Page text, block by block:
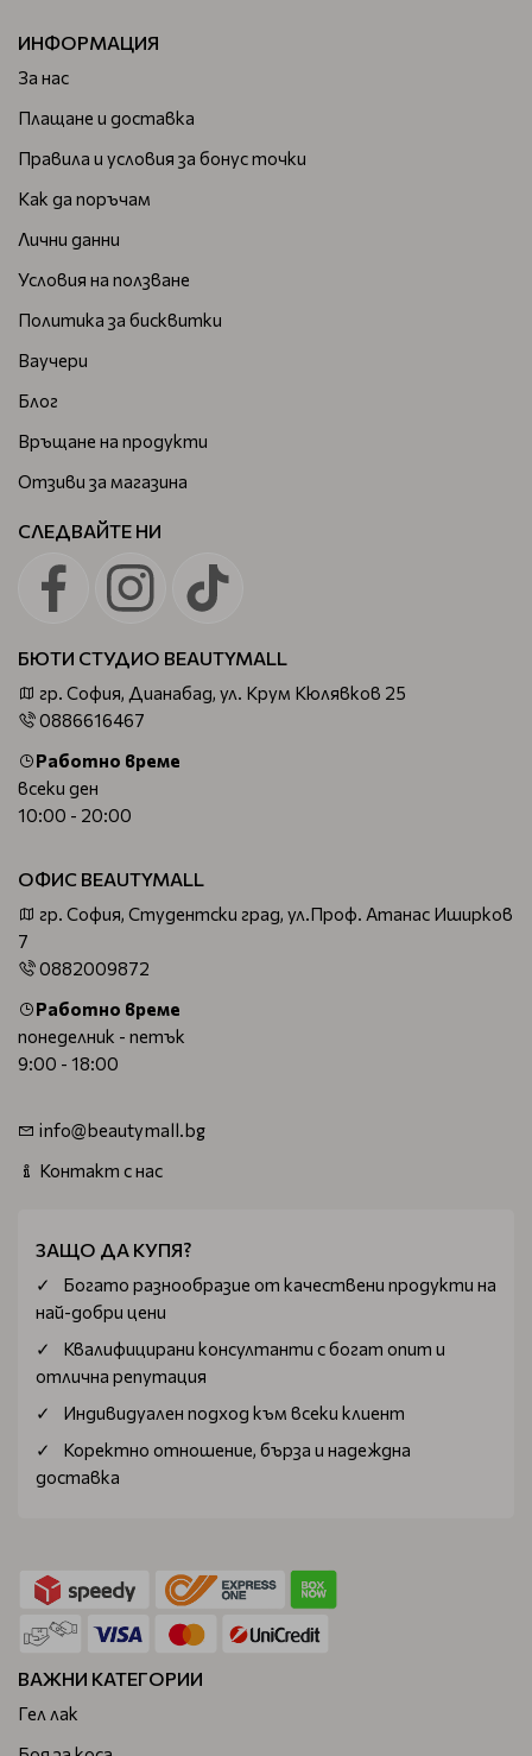
ИНФОРМАЦИЯ
За нас
Плащане и доставка
Правила и условия за бонус точки
Как да поръчам
Лични данни
Условия на ползване
Политика за бисквитки
Ваучери
Блог
Връщане на продукти
Отзиви за магазина
СЛЕДВАЙТЕ НИ
БЮТИ СТУДИО BEAUTYMALL
гр. София, Дианабад, ул. Крум Кюлявков 25
0886616467
Работно време
всеки ден
10:00 - 20:00
ОФИС BEAUTYMALL
гр. София, Студентски град, ул.Проф. Атанас Иширков
7
0882009872
Работно време
понеделник - петък
9:00 - 18:00
info@beautymall.bg
Контакт с нас
ЗАЩО ДА КУПЯ?
Богатo разнообразие от качествени продукти на
най-добри цени
Квалифицирани консултанти с богат опит и
отлична репутация
Индивидуален подход към всеки клиент
Коректно отношение, бърза и надеждна
доставка
ВАЖНИ КАТЕГОРИИ
Гел лак